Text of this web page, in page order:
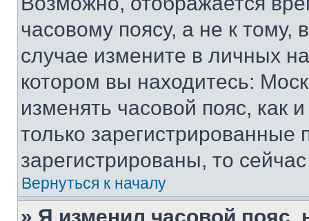
часовому поясу, а не к тому,
случае измените в личных
котором вы находитесь:
изменять часовой пояс, как
только
зарегистрированы, то
Вернуться к началу